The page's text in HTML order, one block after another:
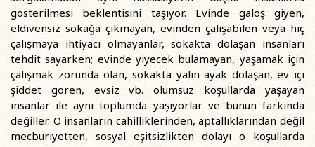
gösterilmesi beklentisini taşıyor. Evinde galoş giyen,
eldivensiz sokağa çıkmayan, evinden çalışabilen veya hiç
çalışmaya ihtiyacı olmayanlar, sokakta dolaşan insanları
tehdit sayarken; evinde yiyecek bulamayan, yaşamak için
çalışmak zorunda olan, sokakta yalın ayak dolaşan, ev içi
şiddet gören, evsiz vb. olumsuz koşullarda yaşayan
insanlar ile aynı toplumda yaşıyorlar ve bunun farkında
değiller. O insanların cahilliklerinden, aptallıklarından değil
mecburiyetten, sosyal eşitsizlikten dolayı o koşullarda